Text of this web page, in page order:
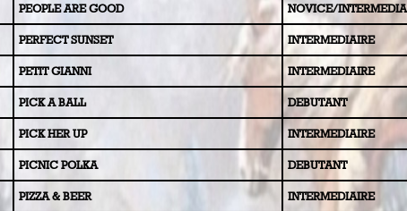
PEOPLE ARE GOOD NOVICE/
PERFECT SUNSET INTERMEDIAIRE
PETIT GIANNI INTERMEDIAIRE
PICK A BALL DEBUTANT
PICK HER UP INTERMEDIAIRE
PICNIC POLKA DEBUTANT
PIZZA & BEER INTERMEDIAIRE